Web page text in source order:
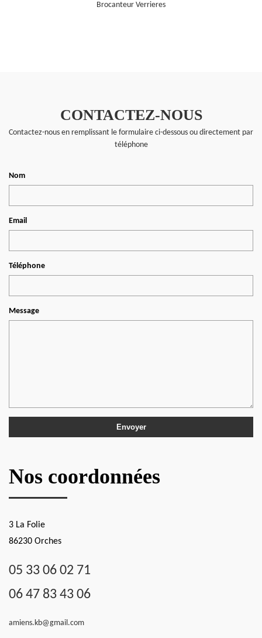
Brocanteur Verrieres
CONTACTEZ-NOUS
Contactez-nous en remplissant le formulaire ci-dessous ou directement par
téléphone
Nom
Email
Téléphone
Message
Nos coordonnées
3 La Folie
86230 Orches
05 33 06 02 71
06 47 83 43 06
amiens.kb@gmail.com